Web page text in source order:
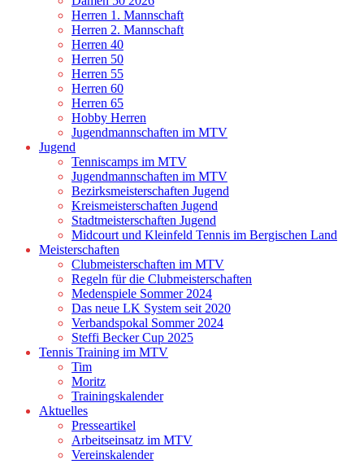
Herren 1. Mannschaft
Herren 2. Mannschaft
Herren 40
Herren 50
Herren 55
Herren 60
Herren 65
Hobby Herren
Jugendmannschaften im MTV
Jugend
Tenniscamps im MTV
Jugendmannschaften im MTV
Bezirksmeisterschaften Jugend
Kreismeisterschaften Jugend
Stadtmeisterschaften Jugend
Midcourt und Kleinfeld Tennis im Bergischen Land
Meisterschaften
Clubmeisterschaften im MTV
Regeln für die Clubmeisterschaften
Medenspiele Sommer 2024
Das neue LK System seit 2020
Verbandspokal Sommer 2024
Steffi Becker Cup 2025
Tennis Training im MTV
Tim
Moritz
Trainingskalender
Aktuelles
Presseartikel
Arbeitseinsatz im MTV
Vereinskalender